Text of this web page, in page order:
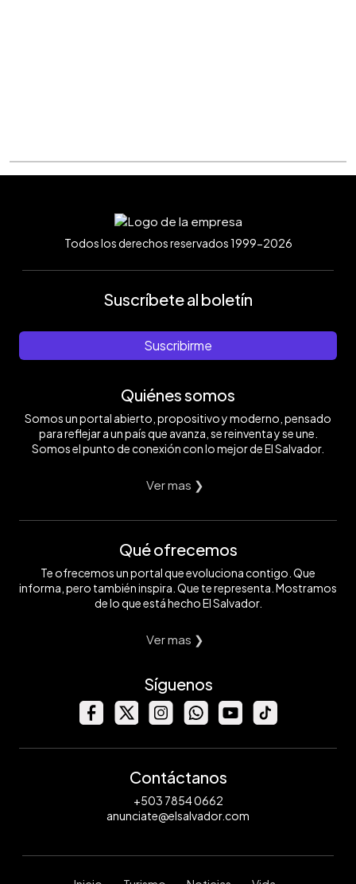
Todos los derechos reservados 1999-2026
Suscríbete al boletín
Suscribirme
Quiénes somos
Somos un portal abierto, propositivo y moderno, pensado
para reflejar a un país que avanza, se reinventa y se une.
Somos el punto de conexión con lo mejor de El Salvador.
Ver mas ❯
Qué ofrecemos
Te ofrecemos un portal que evoluciona contigo. Que
informa, pero también inspira. Que te representa. Mostramos
de lo que está hecho El Salvador.
Ver mas ❯
Síguenos
Contáctanos
+503 7854 0662
anunciate@elsalvador.com